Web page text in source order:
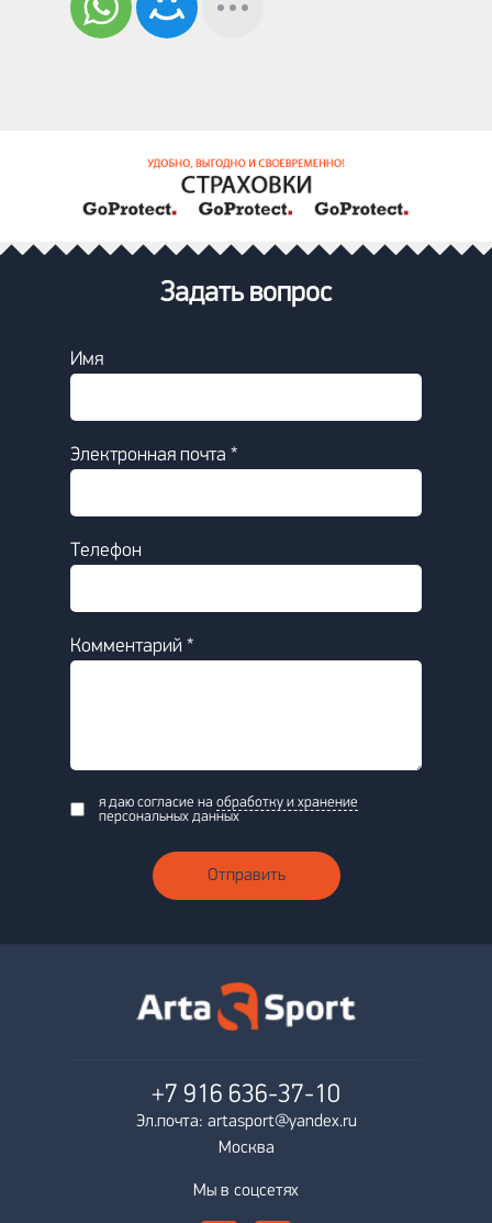
Задать вопрос
Имя
Электронная почта *
Телефон
Комментарий *
я даю согласие на обработку и хранение
персональных данных
Отправить
+7 916 636-37-10
Эл.почта: artasport@yandex.ru
Москва
Мы в соцсетях